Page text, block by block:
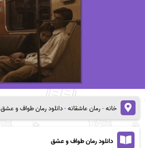
خانه-رمان عاشقانه-دانلود رمان طواف و عشق
دانلود رمان طواف و عشق